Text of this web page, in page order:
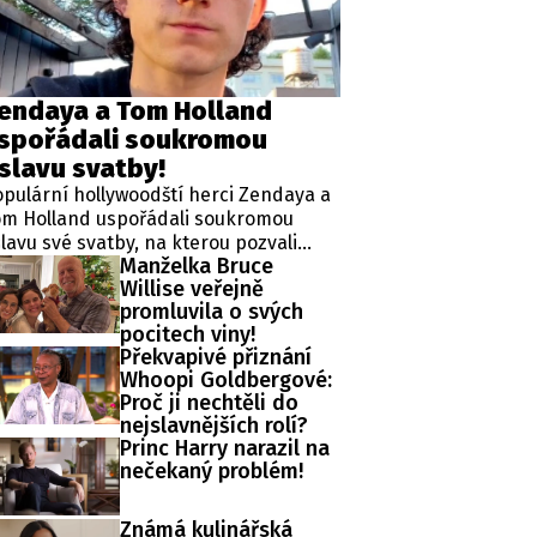
fotografie, videa?
a Tom Holland
soukromou
svatby!
hollywoodští herci Zendaya a
Holland uspořádali soukromou
své svatby, na kterou pozvali
a nejbližší přátele. Novomanželé
tuto výjimečnou událost pronajali
venkovský hotel Beaverbrook v
hrabství Surrey. Celý pronájem
panství nedaleko hercova
londýnského domova
stát více než 670 tisíc dolarů.
Manželka Bruce
Willise veřejně
promluvila o svých
pocitech viny!
Překvapivé přiznání
Whoopi Goldbergové:
Proč ji nechtěli do
nejslavnějších rolí?
Princ Harry narazil na
nečekaný problém!
Známá kulinářská